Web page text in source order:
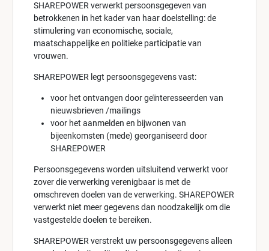
SHAREPOWER verwerkt persoonsgegeven van
betrokkenen in het kader van haar doelstelling: de
stimulering van economische, sociale,
maatschappelijke en politieke participatie van
vrouwen.
SHAREPOWER legt persoonsgegevens vast:
voor het ontvangen door geïnteresseerden van
nieuwsbrieven /mailings
voor het aanmelden en bijwonen van
bijeenkomsten (mede) georganiseerd door
SHAREPOWER
Persoonsgegevens worden uitsluitend verwerkt voor
zover die verwerking verenigbaar is met de
omschreven doelen van de verwerking. SHAREPOWER
verwerkt niet meer gegevens dan noodzakelijk om die
vastgestelde doelen te bereiken.
SHAREPOWER verstrekt uw persoonsgegevens alleen